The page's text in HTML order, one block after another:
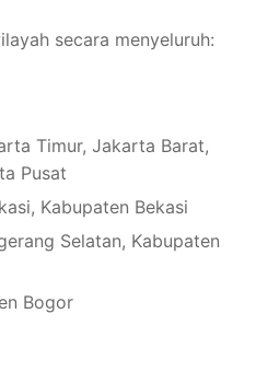
secara menyeluruh:
Timur, Jakarta Barat,
Pusat
Kabupaten Bekasi
Selatan, Kabupaten
Bogor